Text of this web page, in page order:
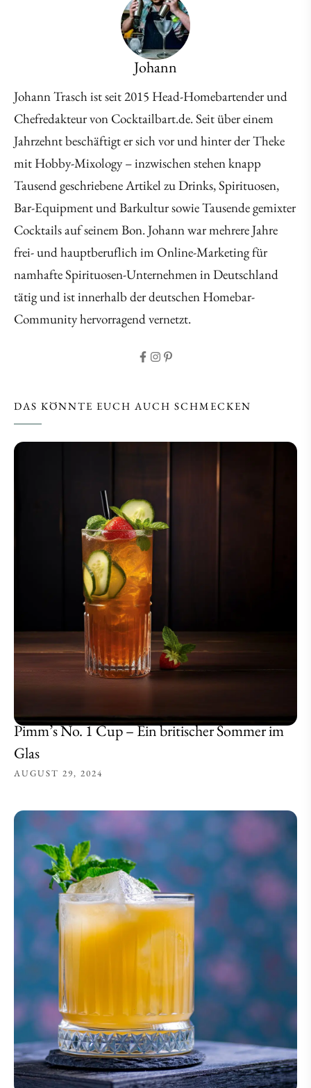
Johann
Johann Trasch ist seit 2015 Head-Homebartender und
Chefredakteur von Cocktailbart.de. Seit über einem
Jahrzehnt beschäftigt er sich vor und hinter der Theke
mit Hobby-Mixology – inzwischen stehen knapp
Tausend geschriebene Artikel zu Drinks, Spirituosen,
Bar-Equipment und Barkultur sowie Tausende gemixter
Cocktails auf seinem Bon. Johann war mehrere Jahre
frei- und hauptberuflich im Online-Marketing für
namhafte Spirituosen-Unternehmen in Deutschland
tätig und ist innerhalb der deutschen Homebar-
Community hervorragend vernetzt.
DAS KÖNNTE EUCH AUCH SCHMECKEN
Pimm’s No. 1 Cup – Ein britischer Sommer im
Glas
AUGUST 29, 2024